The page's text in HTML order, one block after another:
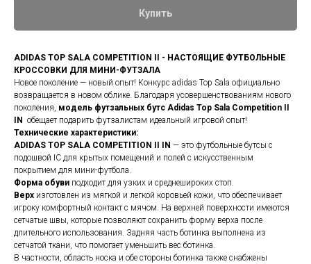
Купить
ADIDAS TOP SALA COMPETITION II - НАСТОЯЩИЕ ФУТБОЛЬНЫЕ
КРОССОВКИ ДЛЯ МИНИ-ФУТЗАЛА
Новое поколение — новый опыт! Конкурс adidas Top Sala официально
возвращается в новом облике. Благодаря усовершенствованиям нового
поколения, модель футзальных бутс Adidas Top Sala Competition II
IN обещает подарить футзалистам идеальный игровой опыт!
Технические характеристики:
ADIDAS TOP SALA COMPETITION II IN — это футбольные бутсы с
подошвой IC для крытых помещений и полей с искусственным
покрытием для мини-футбола.
Форма обуви подходит для узких и среднешироких стоп.
Верх изготовлен из мягкой и легкой коровьей кожи, что обеспечивает
игроку комфортный контакт с мячом. На верхней поверхности имеются
сетчатые швы, которые позволяют сохранить форму верха после
длительного использования. Задняя часть ботинка выполнена из
сетчатой ​​ткани, что помогает уменьшить вес ботинка.
В частности, область носка и обе стороны ботинка также снабжены